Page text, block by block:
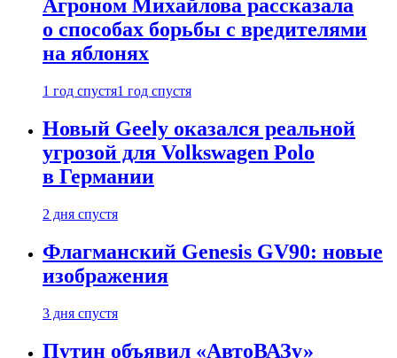
Агроном Михайлова рассказала
о способах борьбы с вредителями
на яблонях
1 год спустя1 год спустя
Новый Geely оказался реальной
угрозой для Volkswagen Polo
в Германии
2 дня спустя
Флагманский Genesis GV90: новые
изображения
3 дня спустя
Путин объявил «АвтоВАЗу»